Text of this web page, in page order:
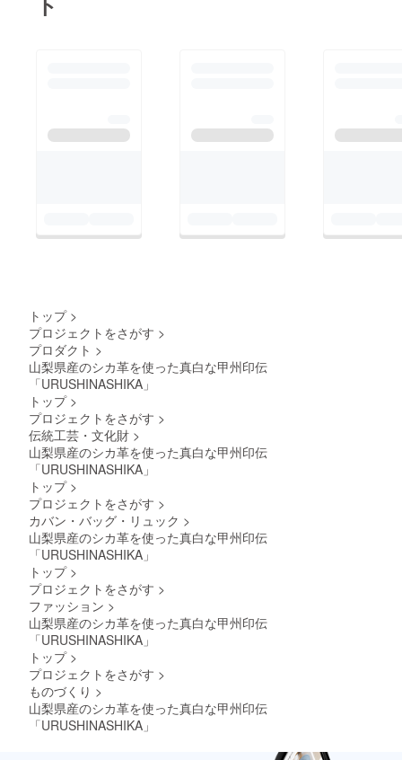
トップ >
プロジェクトをさがす >
プロダクト >
山梨県産のシカ革を使った真白な甲州印伝
「URUSHINASHIKA」
トップ >
プロジェクトをさがす >
伝統工芸・文化財 >
山梨県産のシカ革を使った真白な甲州印伝
「URUSHINASHIKA」
トップ >
プロジェクトをさがす >
カバン・バッグ・リュック >
山梨県産のシカ革を使った真白な甲州印伝
「URUSHINASHIKA」
トップ >
プロジェクトをさがす >
ファッション >
山梨県産のシカ革を使った真白な甲州印伝
「URUSHINASHIKA」
トップ >
プロジェクトをさがす >
ものづくり >
山梨県産のシカ革を使った真白な甲州印伝
「URUSHINASHIKA」